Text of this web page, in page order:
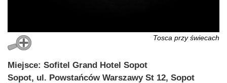
Tosca przy świecach
Miejsce: Sofitel Grand Hotel Sopot
Sopot, ul. Powstańców Warszawy St 12, Sopot